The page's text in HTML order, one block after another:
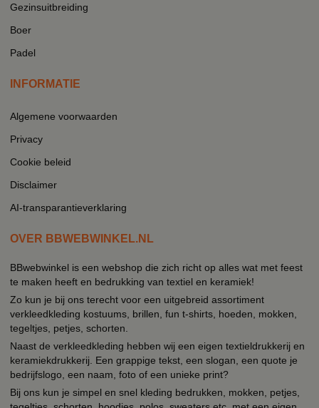
Gezinsuitbreiding
Boer
Padel
INFORMATIE
Algemene voorwaarden
Privacy
Cookie beleid
Disclaimer
AI-transparantieverklaring
OVER BBWEBWINKEL.NL
BBwebwinkel is een webshop die zich richt op alles wat met feest
te maken heeft en bedrukking van textiel en keramiek!
Zo kun je bij ons terecht voor een uitgebreid assortiment
verkleedkleding kostuums, brillen, fun t-shirts, hoeden, mokken,
tegeltjes, petjes, schorten.
Naast de verkleedkleding hebben wij een eigen textieldrukkerij en
keramiekdrukkerij. Een grappige tekst, een slogan, een quote je
bedrijfslogo, een naam, foto of een unieke print?
Bij ons kun je simpel en snel kleding bedrukken, mokken, petjes,